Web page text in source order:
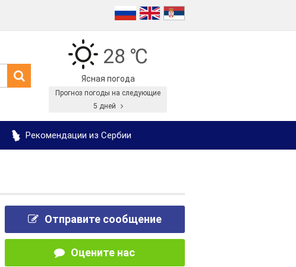
28 ℃
Ясная погода
Прогноз погоды на следующие
5 дней
Рекомендации из Сербии
Отправите сообщение
Оцените нас